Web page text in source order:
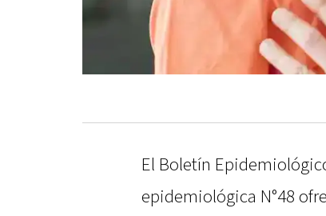
El Boletín
epidemiológica N°48